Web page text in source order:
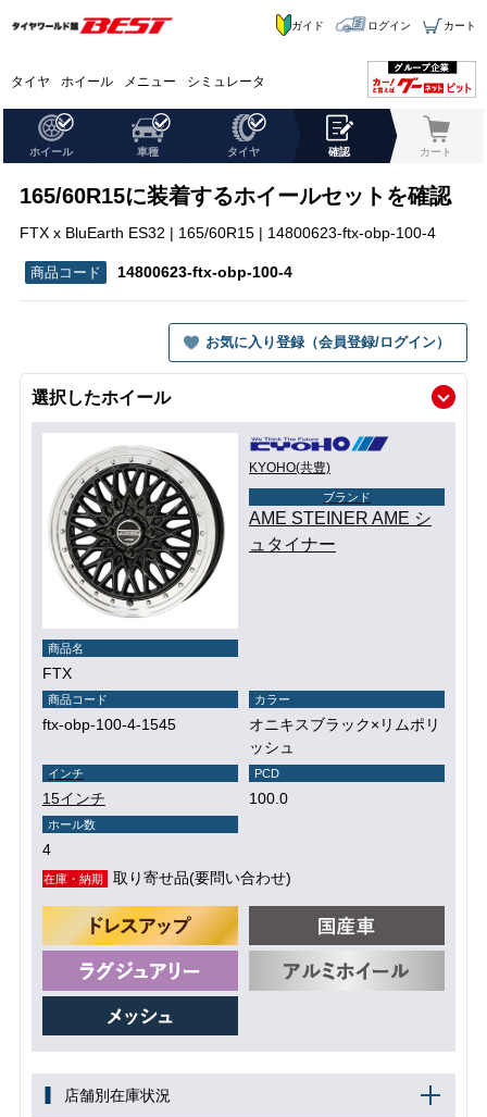
タイヤ ホイール メニュー シミュレータ
ガイド ログイン カート
ホイール 車種 タイヤ 確認 カート
165/60R15に装着するホイールセットを確認
FTX x BluEarth ES32 | 165/60R15 | 14800623-ftx-obp-100-4
14800623-ftx-obp-100-4
お気に入り登録（会員登録/ログイン）
選択したホイール
KYOHO(共豊)
ブランド
AME STEINER AME シ
ュタイナー
商品名
FTX
商品コード
ftx-obp-100-4-1545
カラー
オニキスブラック×リムポリ
ッシュ
インチ
15インチ
PCD
100.0
ホール数
4
在庫・納期 取り寄せ品(要問い合わせ)
店舗別在庫状況